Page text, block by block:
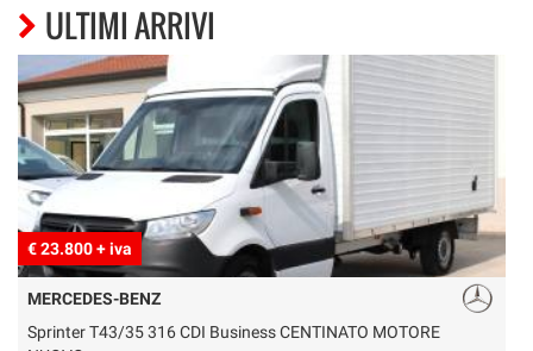
ULTIMI ARRIVI
€ 23.800 + iva
MERCEDES-BENZ
Sprinter T43/35 316 CDI Business CENTINATO MOTORE